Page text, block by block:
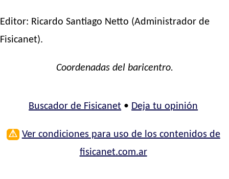
Editor: Ricardo Santiago Netto (Administrador de
Fisicanet).
Coordenadas del baricentro.
Buscador de Fisicanet • Deja tu opinión
⚠ Ver condiciones para uso de los contenidos de
fisicanet.com.ar